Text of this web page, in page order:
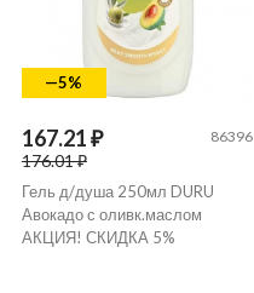
—5%
167.21 ₽
176.01 ₽
86396
Гель д/душа 250мл DURU
Авокадо с оливк.маслом
АКЦИЯ! СКИДКА 5%